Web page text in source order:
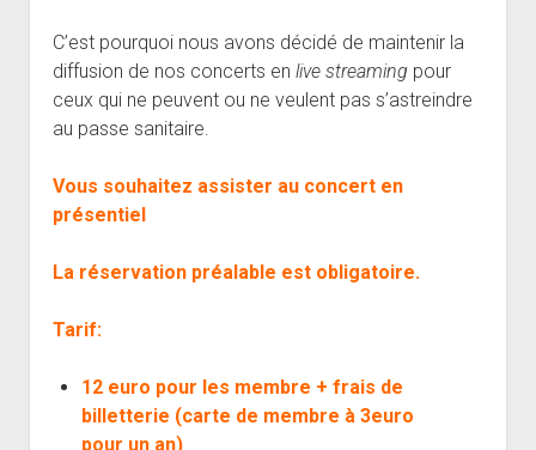
C’est pourquoi nous avons décidé de maintenir la
diffusion de nos concerts en live streaming pour
ceux qui ne peuvent ou ne veulent pas s’astreindre
au passe sanitaire.
Vous souhaitez assister au concert en
présentiel
La réservation préalable est obligatoire.
Tarif:
12 euro pour les membre + frais de
billetterie (carte de membre à 3euro
pour un an)